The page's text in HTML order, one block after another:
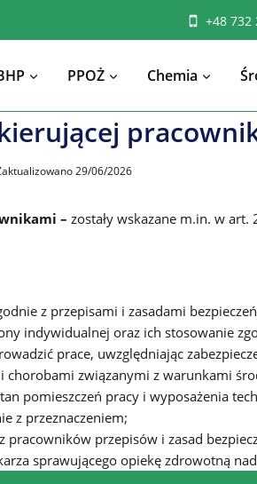
+48 732
PPOŻ Chemia
29/06/2026
– zostały wskazane m.in. w
z przepisami i zasadami
indywidualnej oraz ich stosowanie
prace, uwzględniając
związanymi z warunkami
pomieszczeń pracy i wyposażenia
z przeznaczeniem;
pracowników przepisów i zasad
sprawującego opiekę zdrowotną